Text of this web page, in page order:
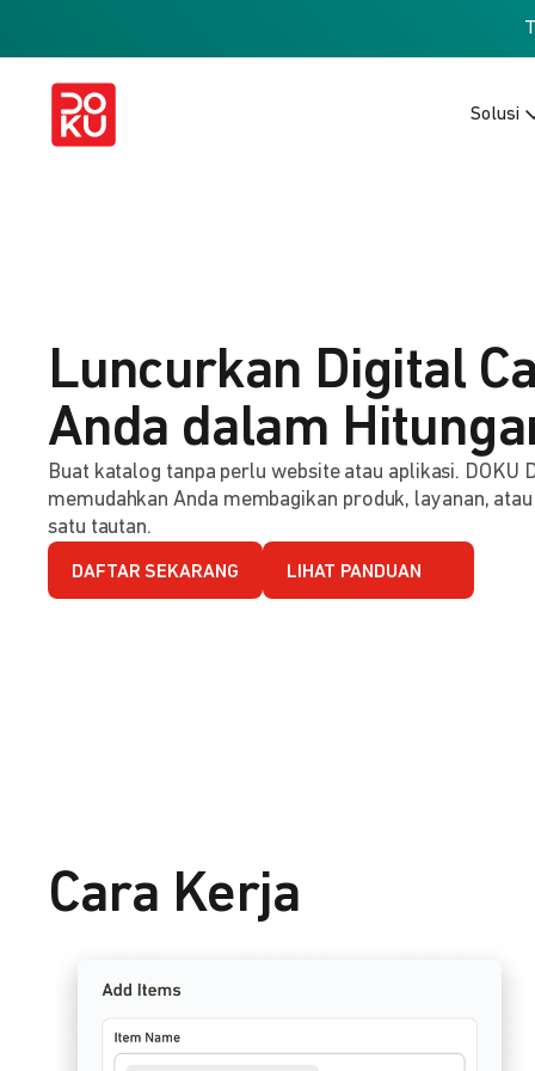
Solusi
Luncurkan Digital
Anda dalam
Buat katalog tanpa perlu website atau aplikasi. DOKU
memudahkan Anda membagikan produk, layanan,
satu tautan.
DAFTAR SEKARANG LIHAT PANDUAN
Cara Kerja